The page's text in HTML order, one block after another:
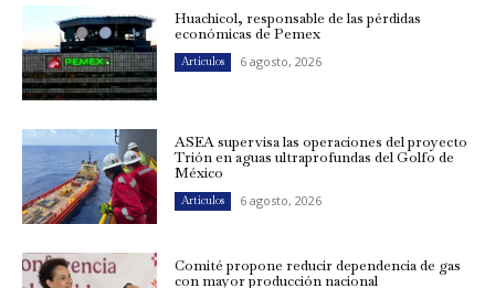
Huachicol, responsable de las pérdidas
económicas de Pemex
Artículos 6 agosto, 2026
ASEA supervisa las operaciones del proyecto
Trión en aguas ultraprofundas del Golfo de
México
Artículos 6 agosto, 2026
Comité propone reducir dependencia de gas
con mayor producción nacional